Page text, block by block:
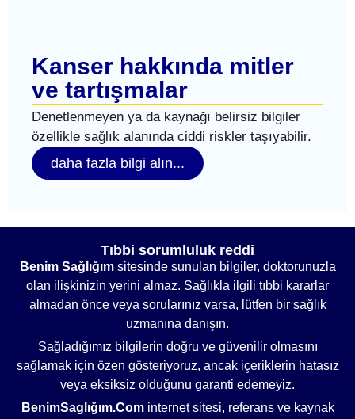
Kanser hakkında mitler
ve tartışmalar
Denetlenmeyen ya da kaynağı belirsiz bilgiler
özellikle sağlık alanında ciddi riskler taşıyabilir.
daha fazla bilgi alın...
Tıbbi sorumluluk reddi
Benim Sağlığımsitesinde sunulan bilgiler, doktorunuzla
olan ilişkinizin yerini almaz. Sağlıkla ilgili tıbbi kararlar
almadan önce veya sorularınız varsa, lütfen bir sağlık
uzmanına danışın.
Sağladığımız bilgilerin doğru ve güvenilir olmasını
sağlamak için özen gösteriyoruz, ancak içeriklerin hatasız
veya eksiksiz olduğunu garanti edemeyiz.
BenimSaglığım.Cominternet sitesi, referans ve kaynak